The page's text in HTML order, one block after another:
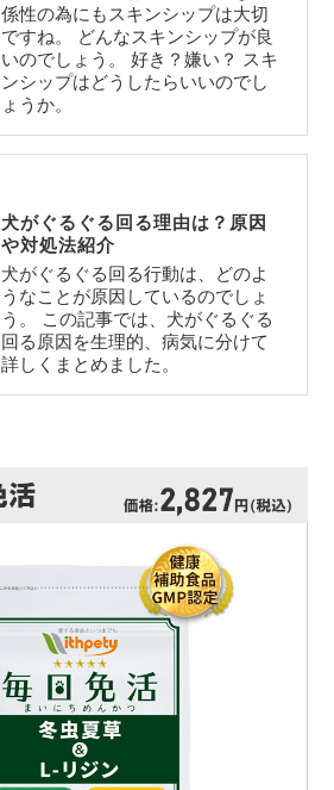
係性の為にもスキンシップは大切
ですね。 どんなスキンシップが良
いのでしょう。 好き？嫌い？ スキ
ンシップはどうしたらいいのでし
ょうか。
犬がぐるぐる回る理由は？原因
や対処法紹介
犬がぐるぐる回る行動は、どのよ
うなことが原因しているのでしょ
う。 この記事では、犬がぐるぐる
回る原因を生理的、病気に分けて
詳しくまとめました。